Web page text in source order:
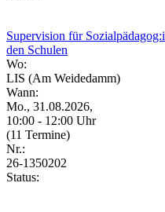
Supervision für
den Schulen
Wo:
LIS (Am Weidedamm)
Wann:
Mo., 31.08.2026,
10:00 - 12:00 Uhr
(11 Termine)
Nr.:
26-1350202
Status: